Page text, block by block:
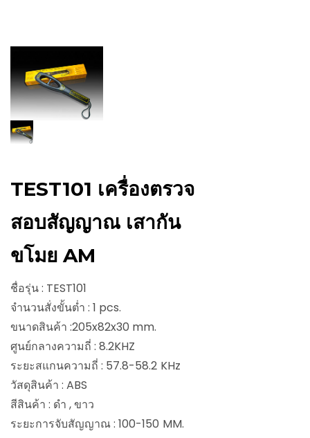
TEST101 เครื่องตรวจ
สอบสัญญาณ เสากัน
ขโมย AM
ชื่อรุ่น : TEST101
จำนวนสั่งขั้นต่ำ : 1 pcs.
ขนาดสินค้า :205x82x30 mm.
ศูนย์กลางความถี่ : 8.2KHZ
ระยะสแกนความถี่ : 57.8-58.2 KHz
วัสดุสินค้า : ABS
สีสินค้า : ดำ , ขาว
ระยะการจับสัญญาณ : 100-150 MM.